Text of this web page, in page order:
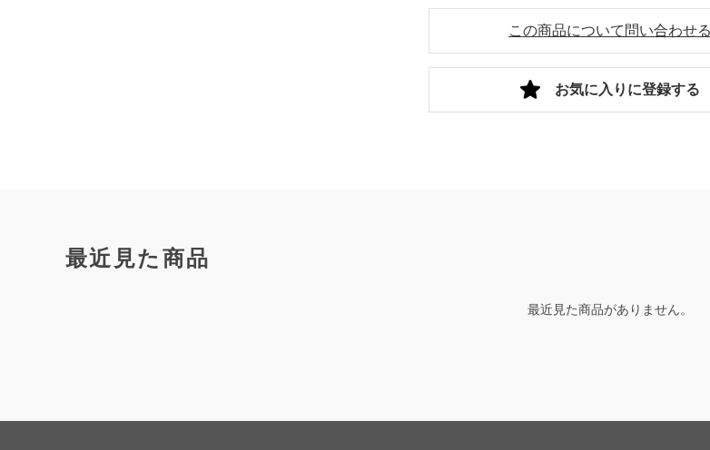
この商品について問い合わせる
お気に入りに登録する
最近見た商品
最近見た商品がありません。